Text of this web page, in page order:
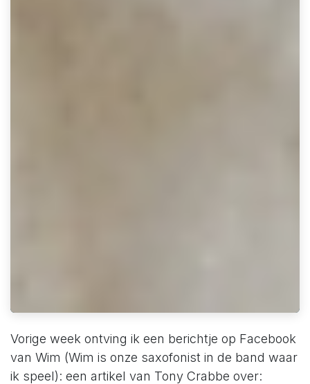
Vorige week ontving ik een berichtje op Facebook
van Wim (Wim is onze saxofonist in de band waar
ik speel): een artikel van Tony Crabbe over: